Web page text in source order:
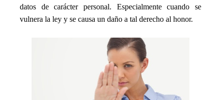
datos de carácter personal. Especialmente cuando se
vulnera la ley y se causa un daño a tal derecho al honor.